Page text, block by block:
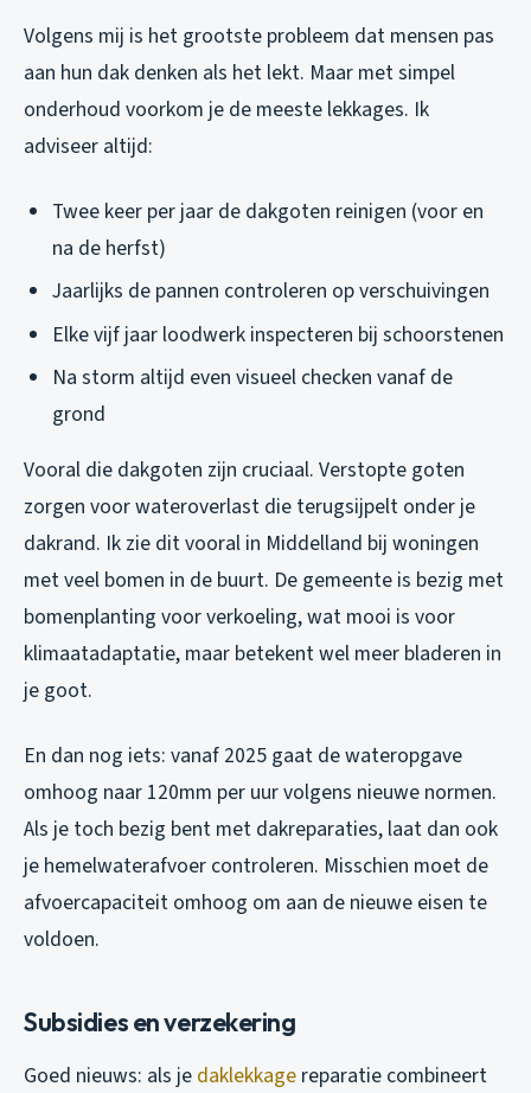
Volgens mij is het grootste probleem dat mensen pas
aan hun dak denken als het lekt. Maar met simpel
onderhoud voorkom je de meeste lekkages. Ik
adviseer altijd:
Twee keer per jaar de dakgoten reinigen (voor en
na de herfst)
Jaarlijks de pannen controleren op verschuivingen
Elke vijf jaar loodwerk inspecteren bij schoorstenen
Na storm altijd even visueel checken vanaf de
grond
Vooral die dakgoten zijn cruciaal. Verstopte goten
zorgen voor wateroverlast die terugsijpelt onder je
dakrand. Ik zie dit vooral in Middelland bij woningen
met veel bomen in de buurt. De gemeente is bezig met
bomenplanting voor verkoeling, wat mooi is voor
klimaatadaptatie, maar betekent wel meer bladeren in
je goot.
En dan nog iets: vanaf 2025 gaat de wateropgave
omhoog naar 120mm per uur volgens nieuwe normen.
Als je toch bezig bent met dakreparaties, laat dan ook
je hemelwaterafvoer controleren. Misschien moet de
afvoercapaciteit omhoog om aan de nieuwe eisen te
voldoen.
Subsidies en verzekering
Goed nieuws: als je daklekkage reparatie combineert